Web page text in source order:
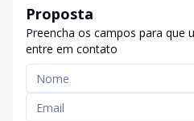
Proposta
Preencha os campos para que
entre em contato